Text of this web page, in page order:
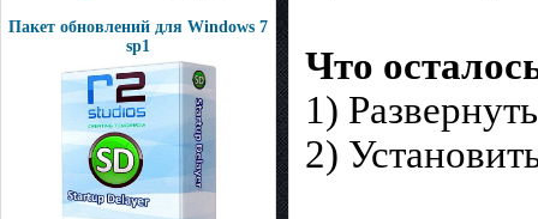
Пакет обновлений для Windows 7
sp1
Что
1)
2)